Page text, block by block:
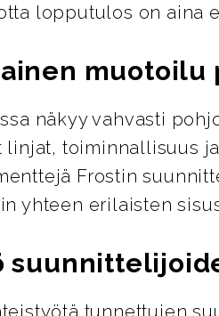
lopputulos on aina
muotoilu
näkyy vahvasti
linjat, toiminnallisuus
Frostin
yhteen erilaisten
tunnettujen